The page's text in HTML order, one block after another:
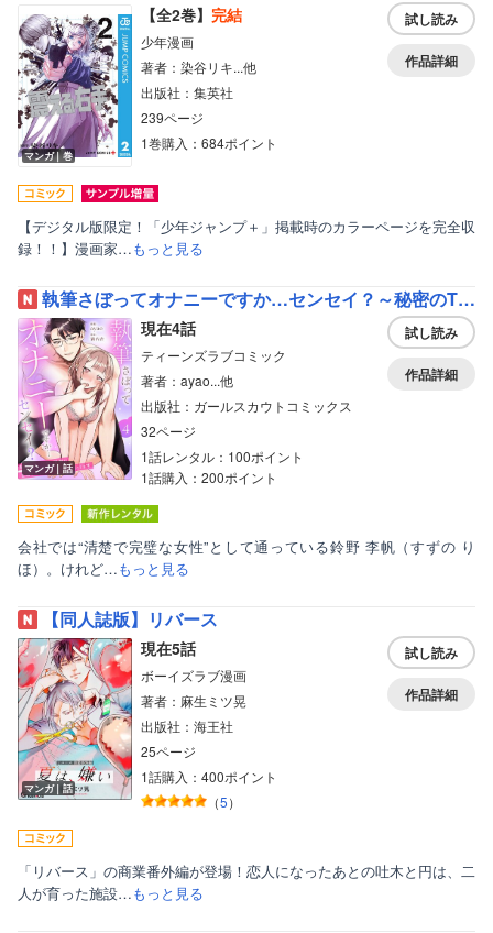
マンガ｜巻
【全2巻】 完結
少年漫画
著者：染谷リキ...他
出版社：集英社
239ページ
1巻購入：684ポイント
試し読み
作品詳細
【デジタル版限定！「少年ジャンプ＋」掲載時のカラーページを完全収
録！！】漫画家…もっと見る
執筆さぼってオナニーですか…センセイ？～秘密のTL作家、同僚に生活もカラダもお世話してもらってます～《Lovelicot》
マンガ｜話
現在4話
ティーンズラブコミック
著者：ayao...他
出版社：ガールスカウトコミックス
32ページ
1話レンタル：100ポイント
1話購入：200ポイント
試し読み
作品詳細
会社では“清楚で完璧な女性”として通っている鈴野 李帆（すずの り
ほ）。けれど…もっと見る
【同人誌版】リバース
マンガ｜話
現在5話
ボーイズラブ漫画
著者：麻生ミツ晃
出版社：海王社
25ページ
1話購入：400ポイント
（5）
試し読み
作品詳細
「リバース」の商業番外編が登場！恋人になったあとの吐木と円は、二
人が育った施設…もっと見る